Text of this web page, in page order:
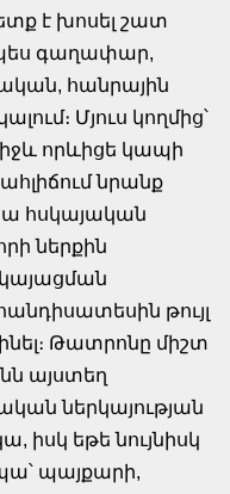
է խոսել շատ
գաղափար,
հանրային
Մյուս կողմից՝
որևիցե կապի
նրանք
հսկայական
ներքին
թույլ
Թատրոնը միշտ
այստեղ
ներկայության
իսկ եթե նույնիսկ
պայքարի,